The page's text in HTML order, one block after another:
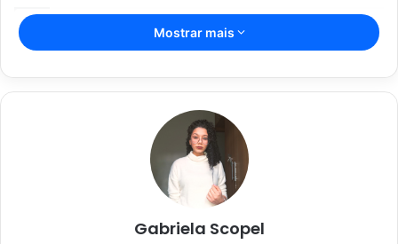
Aromaterapia caseira: truques para
simples
Dicas caseiras para limpar sua casa
de forma rápida e eficaz
28/05/2023
Mostrar mais
Gabriela Scopel